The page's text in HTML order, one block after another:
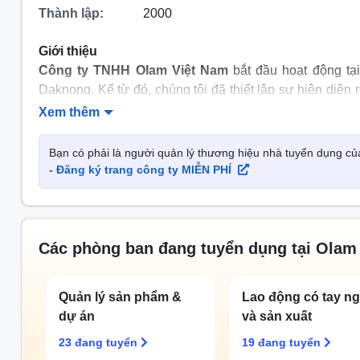
Thành lập:
2000
Giới thiệu
Công ty TNHH Olam Việt Nambắt đầu hoạt động
Daknong. Kể từ đó, chúng tôi đã thiết lập sự hiện diện
chính tại Thành phố Hồ Chí Minh và các văn phòng
và cà phê hòa tan lớn nhất tại Việt Nam, đầu tư 100
bảy nhà máy lớn với 5.000 nhân viên trên khắp miền
lớn thứ ba và là người mua nhiều gạo của Việt Nam.
Nam
Chính sách bảo hiểm
Bảo hiểm thân thể và người thân trong gia đình
Các hoạt động ngoại khóa
Xem thêm
Bạn có phải là người quản lý thương hiệu nhà tuyển dụng
- Đăng ký trang công ty MIỄN PHÍ
Các phòng ban đang tuyển dụng tại Olam
Quản lý sản phẩm &
dự án
23 đang tuyển
Lao động có tay
và sản xuất
19 đang tuyển